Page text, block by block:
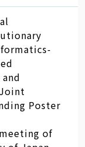
Poster
of